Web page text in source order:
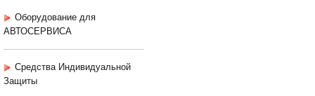
Оборудование для
АВТОСЕРВИСА
Средства Индивидуальной
Защиты